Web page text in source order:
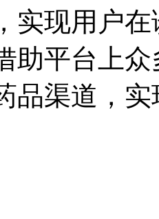
实现用户
助平台上
品渠道，